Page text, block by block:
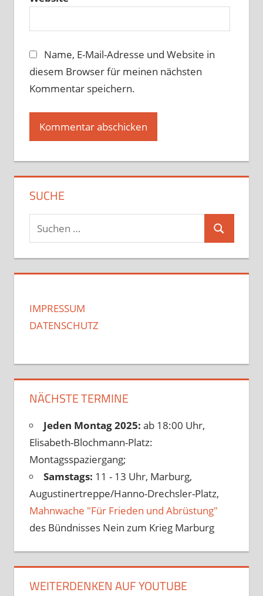
Name, E-Mail-Adresse und Website in
diesem Browser für meinen nächsten
Kommentar speichern.
SUCHE
Suchen
nach:
Suchen
IMPRESSUM
DATENSCHUTZ
NÄCHSTE TERMINE
Jeden Montag 2025: ab 18:00 Uhr,
Elisabeth-Blochmann-Platz:
Montagsspaziergang;
Samstags: 11 - 13 Uhr, Marburg,
Augustinertreppe/Hanno-Drechsler-Platz,
Mahnwache "Für Frieden und Abrüstung"
des Bündnisses Nein zum Krieg Marburg
WEITERDENKEN AUF YOUTUBE